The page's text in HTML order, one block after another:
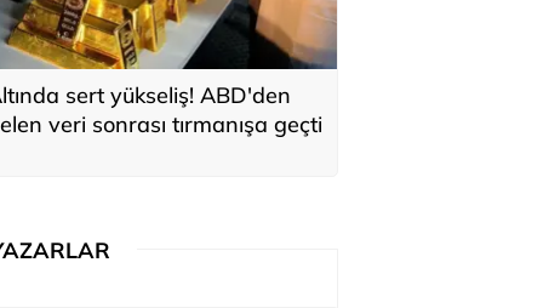
sert yükseliş! ABD'den
veri sonrası tırmanışa geçti